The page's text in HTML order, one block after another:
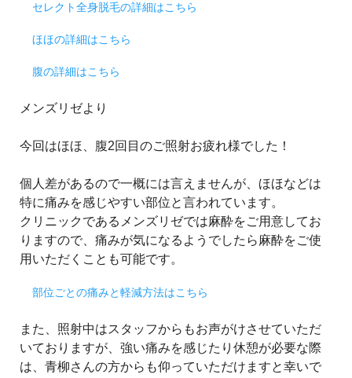
セレクト全身脱毛の詳細はこちら
ほほの詳細はこちら
腹の詳細はこちら
メンズリゼより
今回はほほ、腹2回目のご照射お疲れ様でした！
個人差があるので一概には言えませんが、ほほなどは
特に痛みを感じやすい部位と言われています。
クリニックであるメンズリゼでは麻酔をご用意してお
りますので、痛みが気になるようでしたら麻酔をご使
用いただくことも可能です。
部位ごとの痛みと軽減方法はこちら
また、照射中はスタッフからもお声がけさせていただ
いておりますが、強い痛みを感じたり休憩が必要な際
は、青柳さんの方からも仰っていただけますと幸いで